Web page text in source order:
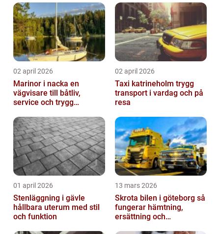
02 april 2026
Marinor i nacka en
vägvisare till båtliv,
service och trygg
02 april 2026
Taxi katrineholm trygg
transport i vardag och på
resa
01 april 2026
Stenläggning i gävle
hållbara uterum med stil
och funktion
13 mars 2026
Skrota bilen i göteborg så
fungerar hämtning,
ersättning och